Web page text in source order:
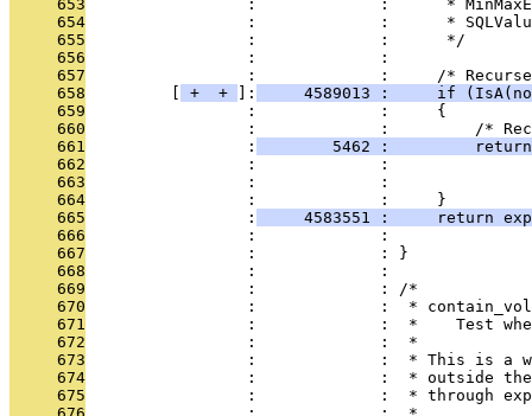
     653
:             :      *
     654
:             :      *
     655
                 :             :      */
     656
                 :             :
     657
:             :     /*
     658
+ + ]:
4589013 :     if
     659
                 :             :     {
     660
:             :         /*
     661
                 :
5462 :
     662
:             :
     663
:             :
     664
                 :             :     }
     665
                 :
4583551 :     return
     666
:             :
     667
                 :             : }
     668
                 :             :
     669
                 :             : /*
     670
:             :  *
     671
:             :  *    Test
     672
                 :             :  *
     673
:             :  * This is a
     674
:             :  * outside
     675
:             :  * through